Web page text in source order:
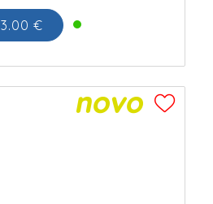
3.00 €